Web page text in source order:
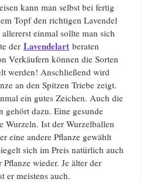
kann man selbst bei fertig
Topf den richtigen Lavendel
einmal sollte man sich
der Lavendelart beraten
Verkäufern können die Sorten
werden! Anschließend wird
an den Spitzen Triebe zeigt.
ein gutes Zeichen. Auch die
gehört dazu. Eine gesunde
Wurzeln. Ist der Wurzelballen
eine andere Pflanze gewählt
sich im Preis natürlich auch
wieder. Je älter der
er meistens auch.